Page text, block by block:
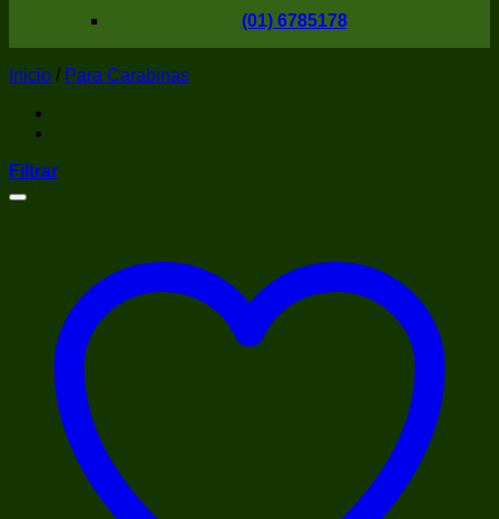
(01) 6785178
Inicio / Para Carabinas
Filtrar